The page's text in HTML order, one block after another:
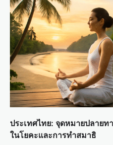
a
t
i
o
n
ประเทศไทย: จุดหมายปลาย
ในโยคะและการทำสมาธิ